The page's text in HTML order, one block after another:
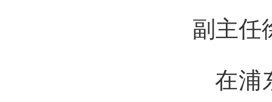
副主任
在浦